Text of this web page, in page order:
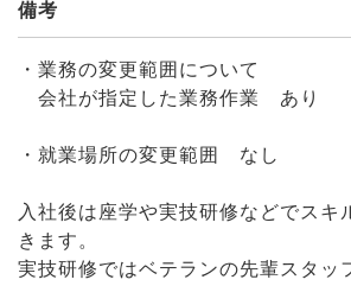
備考
・業務の変更範囲について
会社が指定した業務作業 あり
・就業場所の変更範囲 なし
入社後は座学や実技研修などでスキ
きます。
実技研修ではベテランの先輩スタッ